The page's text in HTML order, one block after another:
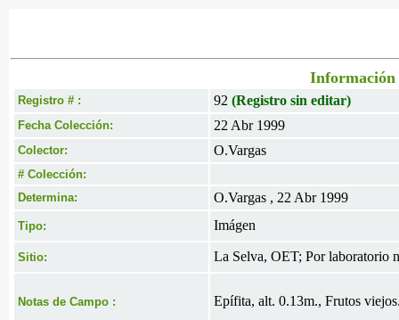
Información
Registro # : 92 (Registro sin editar)
Fecha Colección: 22 Abr 1999
Colector: O.Vargas
# Colección:
Determina:
O.Vargas , 22 Abr 1999
Tipo: Imágen
Sitio: La Selva, OET; Por laboratorio
Notas de Campo : Epífita, alt. 0.13m., Frutos